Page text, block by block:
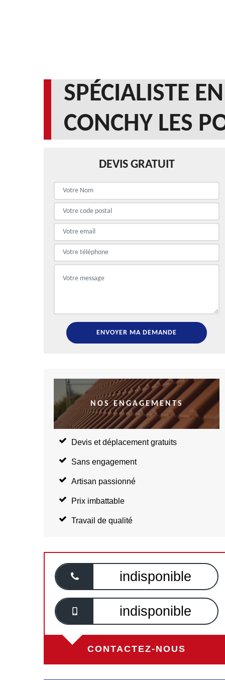
SPÉCIALISTE
CONCHY LES
DEVIS GRATUIT
NOS ENGAGEMENTS
Devis et déplacement gratuits
Sans engagement
Artisan passionné
Prix imbattable
Travail de qualité
indisponible
indisponible
CONTACTEZ-NOUS